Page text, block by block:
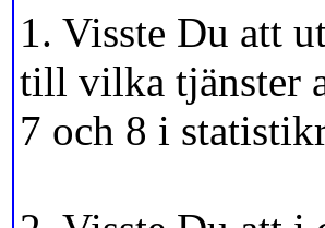
1. Visste Du att
till vilka tjänster
7 och 8 i